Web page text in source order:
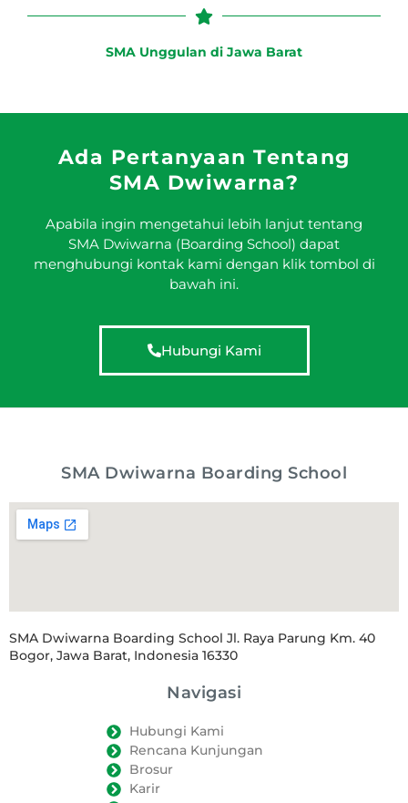
SMA Unggulan di Jawa Barat
Ada Pertanyaan Tentang
SMA Dwiwarna?
Apabila ingin mengetahui lebih lanjut tentang
SMA Dwiwarna (Boarding School) dapat
menghubungi kontak kami dengan klik tombol di
bawah ini.
Hubungi Kami
SMA Dwiwarna Boarding School
SMA Dwiwarna Boarding School Jl. Raya Parung Km. 40
Bogor, Jawa Barat, Indonesia 16330
Navigasi
Hubungi Kami
Rencana Kunjungan
Brosur
Karir